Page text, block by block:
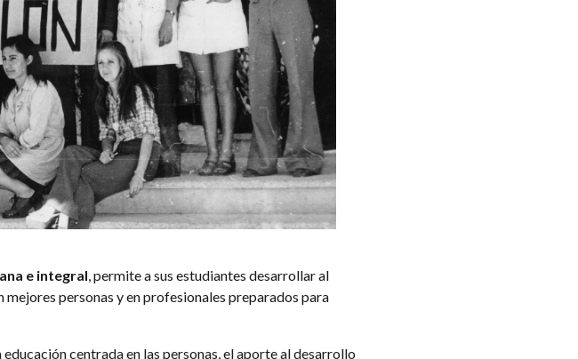
e integral , permite a sus estudiantes desarrollar al
personas y en profesionales preparados para
centrada en las personas, el aporte al desarrollo